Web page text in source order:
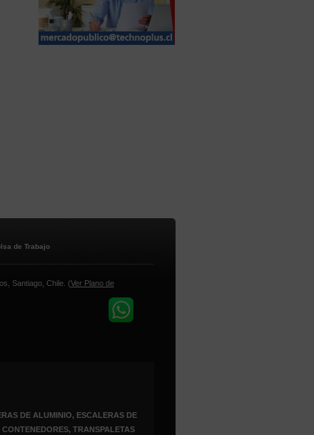
de Trabajo
Santiago, Chile. (Ver Plano de
DE ALUMINIO, ESCALERAS DE
TRANSPALETAS